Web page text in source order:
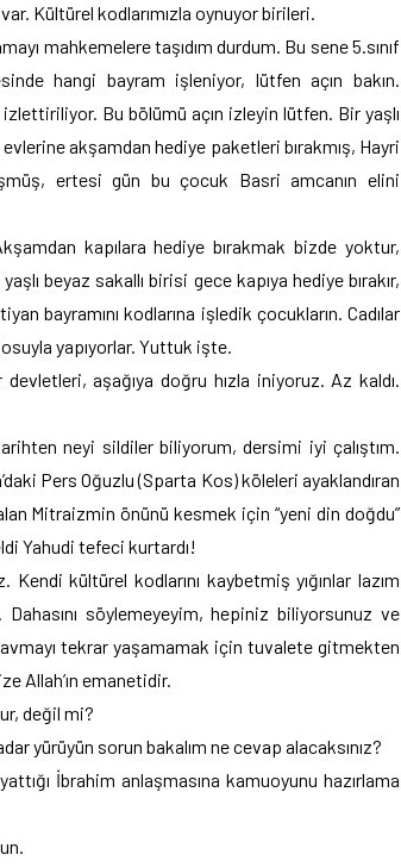
Kültürel kodlarımızla oynuyor birileri.
mahkemelere taşıdım durdum. Bu sene 5.sınıf
hangi bayram işleniyor, lütfen açın bakın.
Bu bölümü açın izleyin lütfen. Bir yaşlı
akşamdan hediye paketleri bırakmış, Hayri
ertesi gün bu çocuk Basri amcanın elini
kapılara hediye bırakmak bizde yoktur,
beyaz sakallı birisi gece kapıya hediye bırakır,
bayramını kodlarına işledik çocukların. Cadılar
yapıyorlar. Yuttuk işte.
aşağıya doğru hızla iniyoruz. Az kaldı.
neyi sildiler biliyorum, dersimi iyi çalıştım.
Pers Oğuzlu (Sparta Kos) köleleri ayaklandıran
Mitraizmin önünü kesmek için “yeni din doğdu”
Yahudi tefeci kurtardı!
Kendi kültürel kodlarını kaybetmiş yığınlar lazım
söylemeyeyim, hepiniz biliyorsunuz ve
tekrar yaşamamak için tuvalete gitmekten
Allah’ın emanetidir.
değil mi?
yürüyün sorun bakalım ne cevap alacaksınız?
İbrahim anlaşmasına kamuoyunu hazırlama